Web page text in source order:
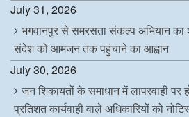
July 31, 2026
भगवानपुर से समरसता संकल्प अभियान का
संदेश को आमजन तक पहुंचाने का आह्वान
July 30, 2026
जन शिकायतों के समाधान में लापरवाही पर
प्रतिशत कार्यवाही वाले अधिकारियों को